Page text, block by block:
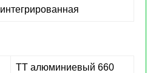
интегрированная
ТТ алюминиевый 660